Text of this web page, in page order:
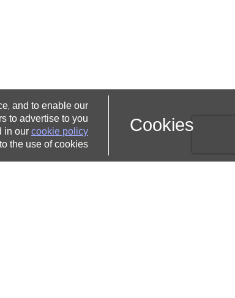
Cookies
e, and to enabl e our
s to advertise to you
in our cookie pol icy
to the use of cookies